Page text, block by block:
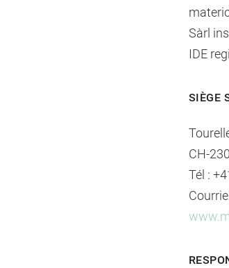
Sàrl
IDE
SIÈGE
CH-
Tél :